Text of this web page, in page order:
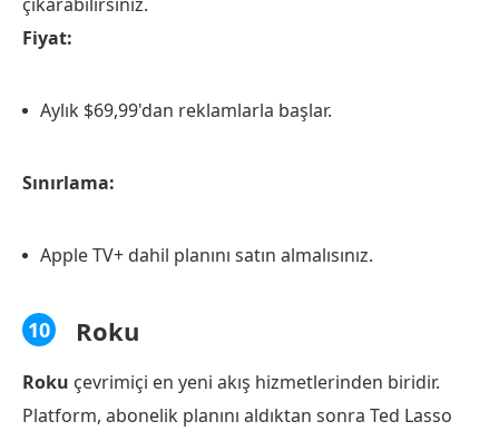
Fiyat:
Aylık $69,99'dan reklamlarla başlar.
Sınırlama:
Apple TV+ dahil planını satın almalısınız.
10 Roku
Roku çevrimiçi en yeni akış hizmetlerinden biridir.
Platform, abonelik planını aldıktan sonra Ted Lasso